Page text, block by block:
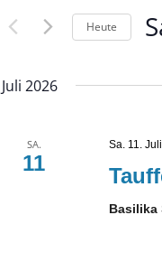
Veranstaltungen
Schlüsselwort.
Formular-
Eingabefelder
die
Veranstaltungen
Heute
Juli 2026
SA.
11
Sa. 11.
Basilika